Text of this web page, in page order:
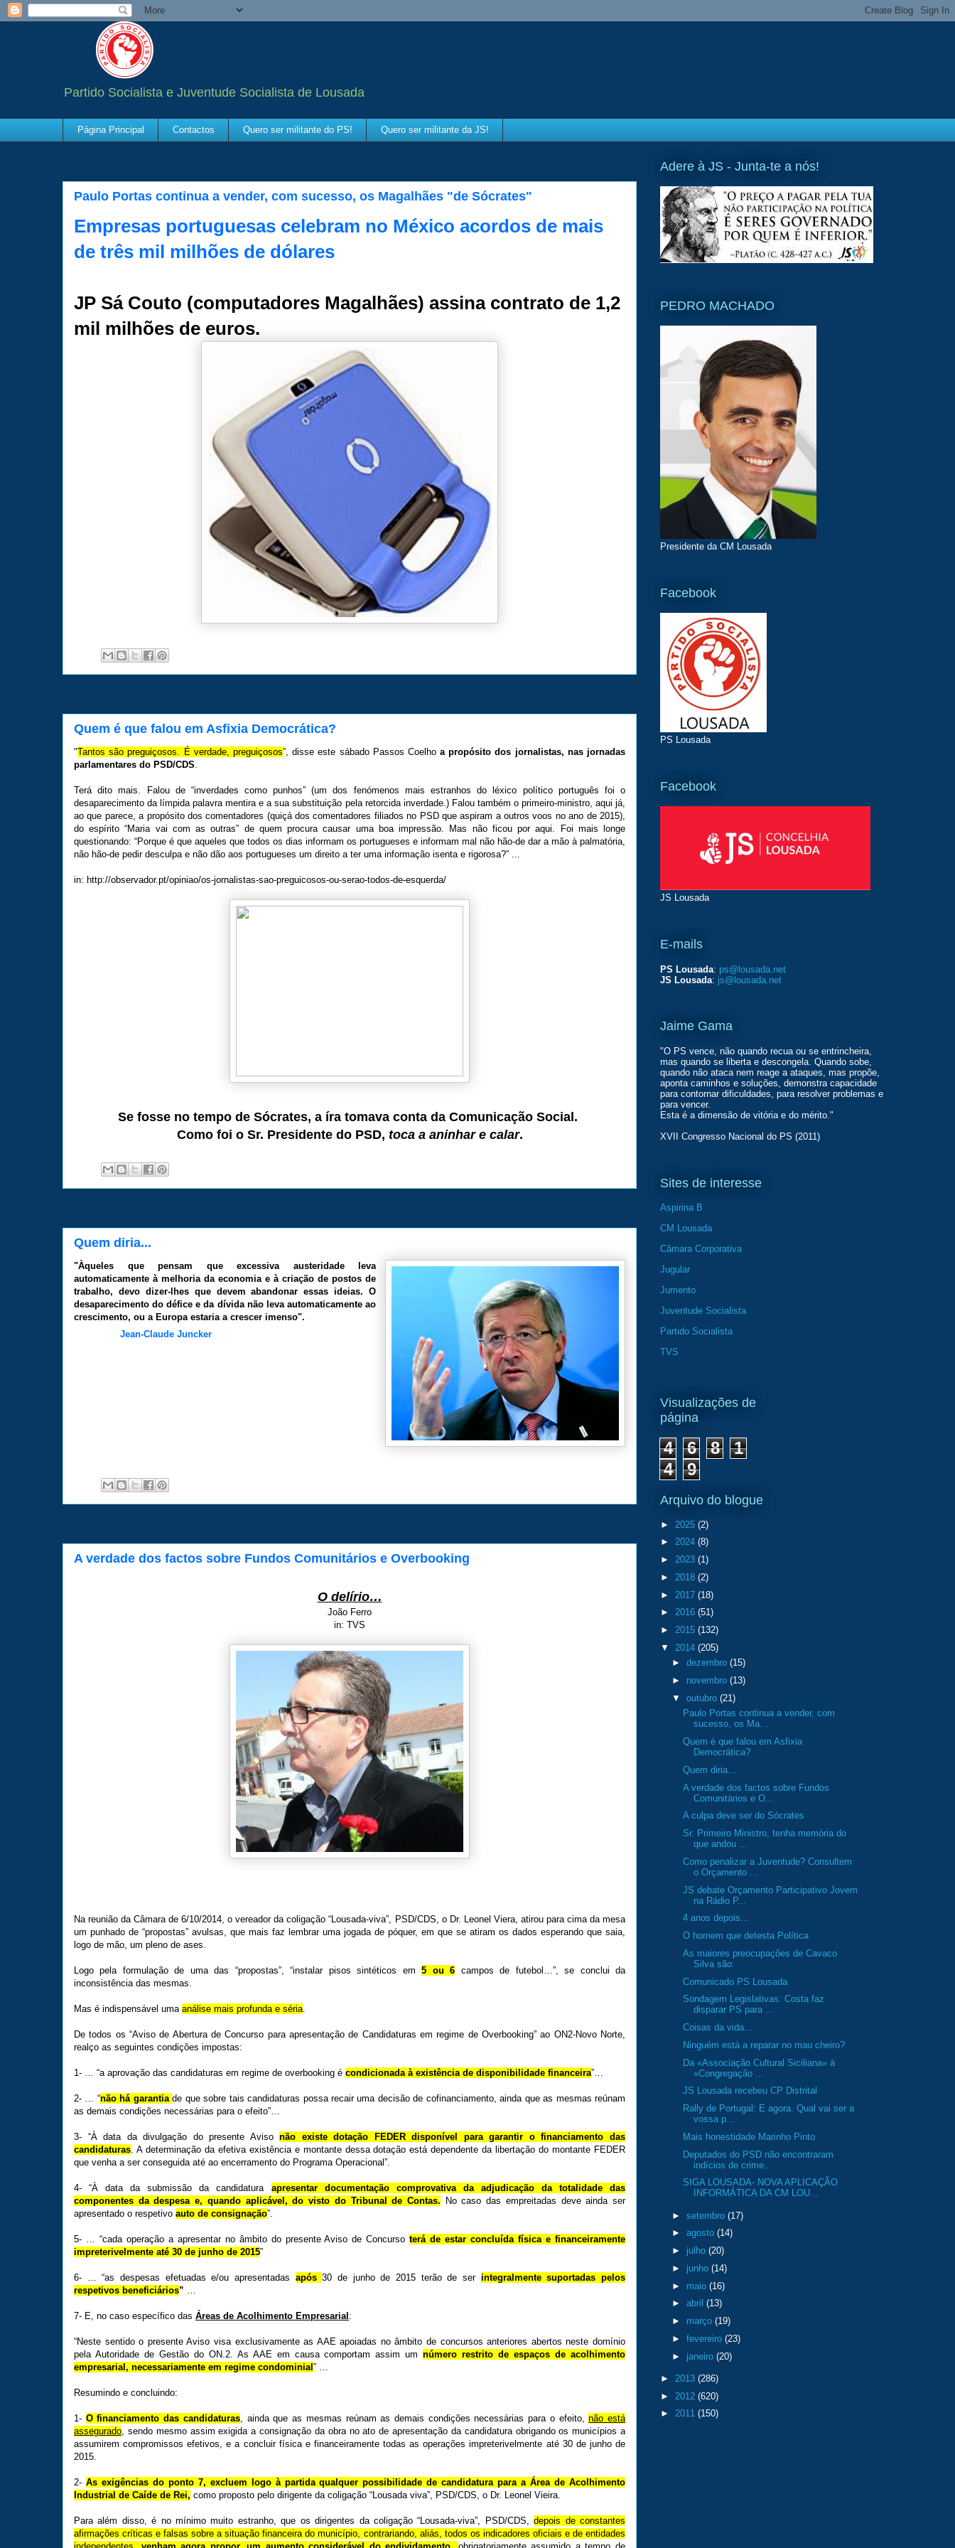
Partido Socialista e Juventude Socialista de Lousada
Página Principal Contactos Quero ser militante do PS! Quero ser militante da JS!
Paulo Portas continua a vender, com sucesso, os Magalhães "de Sócrates"
Empresas portuguesas celebram no México acordos de mais
de três mil milhões de dólares
JP Sá Couto (computadores Magalhães) assina contrato de 1,2
mil milhões de euros.
Quem é que falou em Asfixia Democrática?
"Tantos são preguiçosos. É verdade, preguiçosos”, disse este sábado Passos Coelhoa propósito dos jornalistas, nas jornadas
parlamentares do PSD/CDS
Terá dito mais. Falou de “inverdades como punhos” (um dos fenómenos mais estranhos do léxico político português foi o
desaparecimento da límpida palavra mentira e a sua substituição pela retorcida inverdade.) Falou também o primeiro-ministro, aqui já,
ao que parece, a propósito dos comentadores (quiçá dos comentadores filiados no PSD que aspiram a outros voos no ano de 2015),
do espírito “Maria vai com as outras” de quem procura causar uma boa impressão. Mas não ficou por aqui. Foi mais longe
questionando: “Porque é que aqueles que todos os dias informam os portugueses e informam mal não hão-de dar a mão à palmatória,
não hão-de pedir desculpa e não dão aos portugueses um direito a ter uma informação isenta e rigorosa?” ...
in: http://observador.pt/opiniao/os-jornalistas-sao-preguicosos-ou-serao-todos-de-esquerda/
Se fosse no tempo de Sócrates, a íra tomava conta da Comunicação Social.
Como foi o Sr. Presidente do PSD, toca a aninhar e calar.
Quem diria...
"Àqueles que pensam que excessiva austeridade leva
automaticamente à melhoria da economia e à criação de postos de
trabalho, devo dizer-lhes que devem abandonar essas ideias. O
desaparecimento do défice e da dívida não leva automaticamente ao
crescimento, ou a Europa estaria a crescer imenso".
Jean-Claude Juncker
A verdade dos factos sobre Fundos Comunitários e Overbooking
O delírio…
João Ferro
in: TVS
Na reunião da Câmara de 6/10/2014, o vereador da coligação “Lousada-viva”, PSD/CDS, o Dr. Leonel Viera, atirou para cima da mesa
um punhado de “propostas” avulsas, que mais faz lembrar uma jogada de póquer, em que se atiram os dados esperando que saia,
logo de mão, um pleno de ases.
Logo pela formulação de uma das “propostas”, “instalar pisos sintéticos em5 ou 6 campos de futebol…”, se conclui da
inconsistência das mesmas.
Mas é indispensável uma análise mais profunda e séria
De todos os “Aviso de Abertura de Concurso para apresentação de Candidaturas em regime de Overbooking” ao ON2-Novo Norte,
realço as seguintes condições impostas:
1- … “a aprovação das candidaturas em regime de overbooking é condicionada à existência de disponibilidade financeira”…
2- … “não há garantiade que sobre tais candidaturas possa recair uma decisão de cofinanciamento, ainda que as mesmas reúnam
as demais condições necessárias para o efeito”…
3- “À data da divulgação do presente Avisonão existe dotação FEDER disponível para garantir o financiamento das
candidaturas . A determinação da efetiva existência e montante dessa dotação está dependente da libertação do montante FEDER
que venha a ser conseguida até ao encerramento do Programa Operacional”.
4- “À data da submissão da candidatura apresentar documentação comprovativa da adjudicação da totalidade das
componentes da despesa e, quando aplicável, do visto do Tribunal de Contas. No caso das empreitadas deve ainda ser
apresentado o respetivo auto de consignação”.
5- … “cada operação a apresentar no âmbito do presente Aviso de Concursoterá de estar concluída física e financeiramente
impreterivelmente até 30 de junho de 2015”
6- … “as despesas efetuadas e/ou apresentadas após30 de junho de 2015 terão de ser integralmente suportadas pelos
respetivos beneficiários”
7- E, no caso específico das Áreas de Acolhimento Empresarial:
“Neste sentido o presente Aviso visa exclusivamente as AAE apoiadas no âmbito de concursos anteriores abertos neste domínio
pela Autoridade de Gestão do ON.2. As AAE em causa comportam assim umnúmero restrito de espaços de acolhimento
empresarial, necessariamente em regime condominial” …
Resumindo e concluindo:
1- O financiamento das candidaturas, ainda que as mesmas reúnam as demais condições necessárias para o efeito,não está
assegurado , sendo mesmo assim exigida a consignação da obra no ato de apresentação da candidatura obrigando os municípios a
assumirem compromissos efetivos, e a concluir física e financeiramente todas as operações impreterivelmente até 30 de junho de
2015.
2- As exigências do ponto 7, excluem logo à partida qualquer possibilidade de candidatura para a Área de Acolhimento
Industrial de Caíde de Rei, como proposto pelo dirigente da coligação “Lousada viva”, PSD/CDS, o Dr. Leonel Vieira.
Para além disso, é no mínimo muito estranho, que os dirigentes da coligação “Lousada-viva”, PSD/CDS,depois de constantes
afirmações críticas e falsas sobre a situação financeira do município, contrariando, aliás, todos os indicadores oficiais e de entidades
Adere à JS - Junta-te a nós!
PEDRO MACHADO
Presidente da CM Lousada
Facebook
PS Lousada
Facebook
JS Lousada
E-mails
PS Lousada: ps@lousada.net
JS Lousada: js@lousada.net
Jaime Gama
"O PS vence, não quando recua ou se entrincheira,
mas quando se liberta e descongela. Quando sobe,
quando não ataca nem reage a ataques, mas propõe,
aponta caminhos e soluções, demonstra capacidade
para contornar dificuldades, para resolver problemas e
para vencer.
Esta é a dimensão de vitória e do mérito."
XVII Congresso Nacional do PS (2011)
Sites de interesse
Aspirina B
CM Lousada
Câmara Corporativa
Jugular
Jumento
Juventude Socialista
Partido Socialista
TVS
Visualizações de
página
4 6 8
1
4
9
Arquivo do blogue
► 2025 (2)
► 2024 (8)
► 2023 (1)
► 2018 (2)
► 2017 (18)
► 2016 (51)
► 2015 (132)
▼ 2014 (205)
► dezembro (15)
► novembro (13)
▼ outubro (21)
Paulo Portas continua a vender, com
sucesso, os Ma...
Quem é que falou em Asfixia
Democrática?
Quem diria...
A verdade dos factos sobre Fundos
Comunitários e O...
A culpa deve ser do Sócrates
Sr. Primeiro Ministro, tenha memória do
que andou ...
Como penalizar a Juventude? Consultem
o Orçamento ...
JS debate Orçamento Participativo Jovem
na Rádio P...
4 anos depois...
O homem que detesta Política
As maiores preocupações de Cavaco
Silva são:
Comunicado PS Lousada
Sondagem Legislativas: Costa faz
disparar PS para ...
Coisas da vida...
Ninguém está a reparar no mau cheiro?
Da «Associação Cultural Siciliana» à
«Congregação ...
JS Lousada recebeu CP Distrital
Rally de Portugal: E agora. Qual vai ser a
vossa p...
Mais honestidade Marinho Pinto
Deputados do PSD não encontraram
indícios de crime...
SIGA LOUSADA- NOVA APLICAÇÃO
INFORMÁTICA DA CM LOU...
► setembro (17)
► agosto (14)
► julho (20)
► junho (14)
► maio (16)
► abril (13)
► março (19)
► fevereiro (23)
► janeiro (20)
► 2013 (286)
► 2012 (620)
► 2011 (150)